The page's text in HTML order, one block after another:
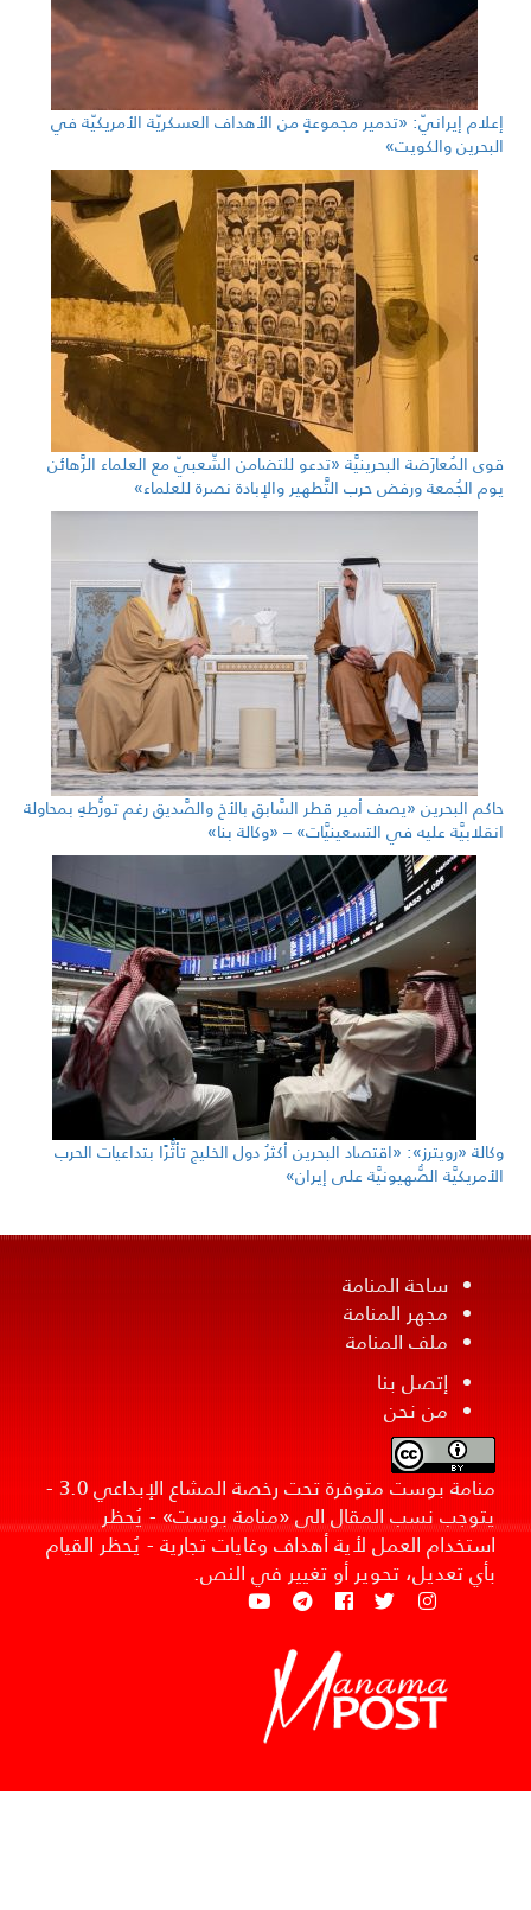
إعلام إيرانيّ: «تدمير مجموعةٍ من الأهداف العسكريّة الأمريكيّة في
البحرين والكويت»
قوى المُعارَضة البحرينيَّة «تدعو للتضامن الشّعبيّ مع العلماء الرَّهائن
يوم الجُمعة ورفض حرب التَّطهير والإبادة نصرة للعلماء»
حاكم البحرين «يصف أمير قطر السَّابق بالأخ والصَّديق رغم تورُّطهِ بمحاولة
انقلابيَّة عليه في التسعينيَّات» – «وكالة بنا»
وكالة «رويترز»: «اقتصاد البحرين أكثرُ دول الخليج تأثُّرًا بتداعيات الحرب
الأمريكيَّة الصُّهيونيَّة على إيران»
ساحة المنامة
مجهر المنامة
ملف المنامة
إتصل بنا
من نحن
منامة بوست متوفرة تحت رخصة المشاع الإبداعي 3.0 -
يتوجب نسب المقال الى «منامة بوست» - يُحظر
استخدام العمل لأية أهداف وغايات تجارية - يُحظر القيام
بأي تعديل، تحوير أو تغيير في النص.